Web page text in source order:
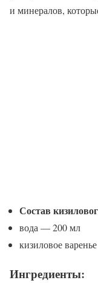
и минералов,
Состав
вода — 200 мл
кизиловое
Ингредиенты: